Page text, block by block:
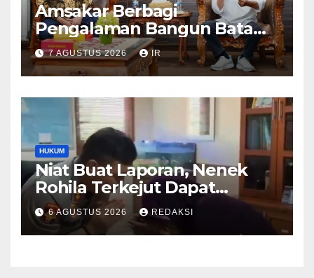
Amsakar Berbagi
Pengalaman Bangun Batam,
DPRD Dumai Dalami
Pendidikan hingga Investasi
7 AGUSTUS 2026 IR
HUKUM
Niat Buat Laporan, Nenek
Rohila Terkejut Dapat
Bantuan dari Kabid Propam
Kombes Pol Eddwi
6 AGUSTUS 2026 REDAKSI